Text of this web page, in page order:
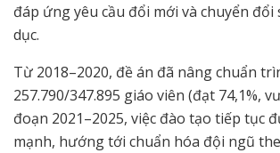
đáp ứng yêu cầu đổi mới và chuyển
dục.
Từ 2018–2020, đề án đã nâng chuẩn
257.790/347.895 giáo viên (đạt 74,1%,
đoạn 2021–2025, việc đào tạo tiếp tục
mạnh, hướng tới chuẩn hóa đội ngũ